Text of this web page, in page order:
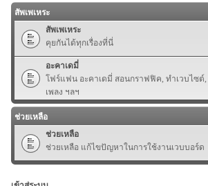
สัพเพเหระ
สัพเพเหระ
คุยกันได้ทุกเรื่องที่นี่
อะคาเดมี่
โฟร์แฟน อะคาเดมี่ สอนกราฟฟิค, ทำเวบไซต์
เพลง ฯลฯ
ช่วยเหลือ
ช่วยเหลือ
ช่วยเหลือ แก้ไขปัญหาในการใช้งานเวบบอร์ด